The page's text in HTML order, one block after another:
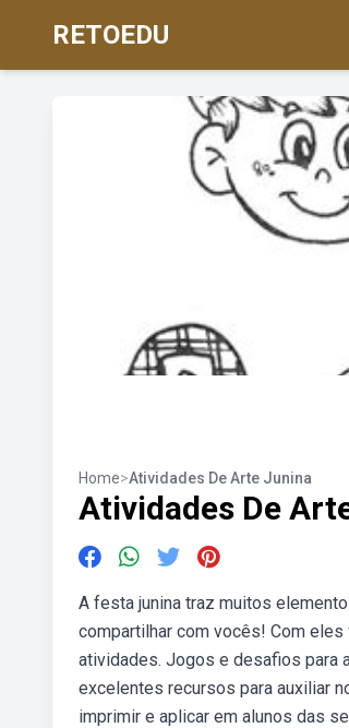
RETOEDU
Home>Atividades De Arte Junina
Atividades De
A festa junina traz muitos
compartilhar com vocês! Com
atividades. Jogos e desafios para
excelentes recursos para auxiliar
imprimir e aplicar em alunos das